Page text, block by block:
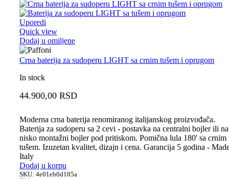
Uporedi
Quick view
Dodaj u omiljene
Crna baterija za sudoperu LIGHT sa crnim tušem i oprugom
In stock
44.900,00 RSD
Moderna crna baterija renomiranog italijanskog proizvođača.
Baterija za sudoperu sa 2 cevi - postavka na centralni bojler ili na
nisko montažni bojler pod pritiskom. Pomična lula 180' sa crnim
tušem. Izuzetan kvalitet, dizajn i cena. Garancija 5 godina -
Italy
Dodaj u korpu
SKU: 4e01eb0d185a